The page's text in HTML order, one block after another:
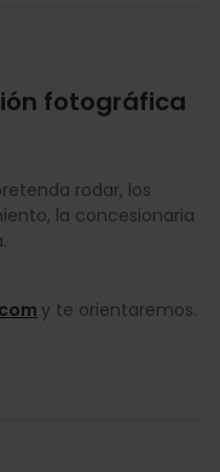
fotográfica
rodar, los
la concesionaria
y te orientaremos.